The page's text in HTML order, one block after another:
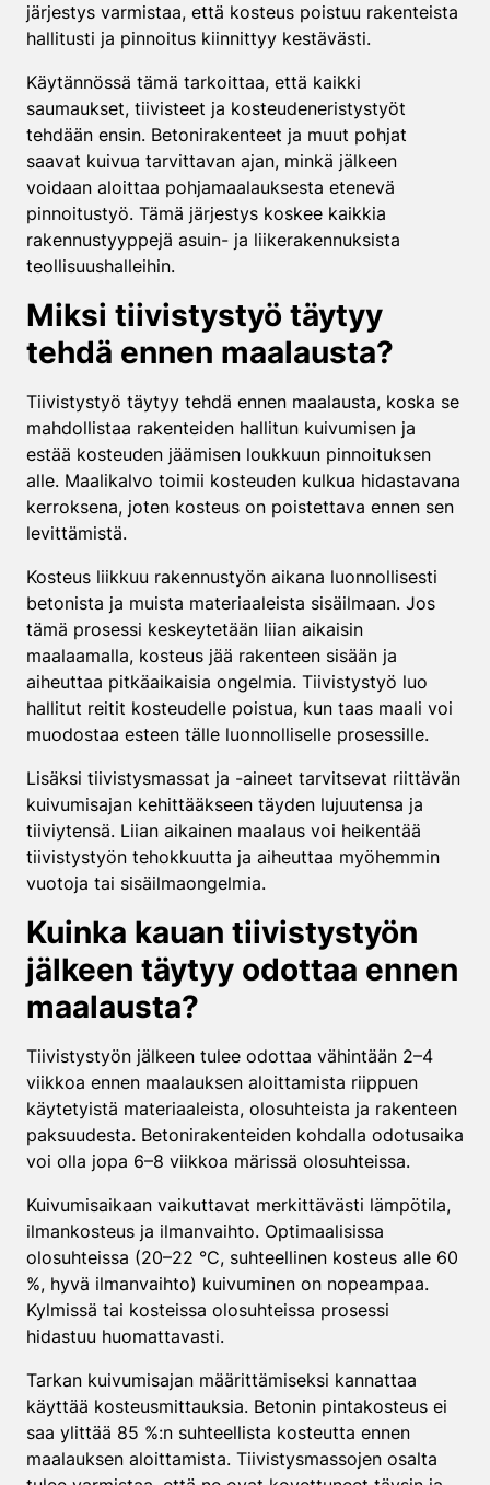
järjestys varmistaa, että kosteus poistuu rakenteista
hallitusti ja pinnoitus kiinnittyy kestävästi.
Käytännössä tämä tarkoittaa, että kaikki
saumaukset, tiivisteet ja kosteudeneristystyöt
tehdään ensin. Betonirakenteet ja muut pohjat
saavat kuivua tarvittavan ajan, minkä jälkeen
voidaan aloittaa pohjamaalauksesta etenevä
pinnoitustyö. Tämä järjestys koskee kaikkia
rakennustyyppejä asuin- ja liikerakennuksista
teollisuushalleihin.
Miksi tiivistystyö täytyy
tehdä ennen maalausta?
Tiivistystyö täytyy tehdä ennen maalausta, koska se
mahdollistaa rakenteiden hallitun kuivumisen ja
estää kosteuden jäämisen loukkuun pinnoituksen
alle. Maalikalvo toimii kosteuden kulkua hidastavana
kerroksena, joten kosteus on poistettava ennen sen
levittämistä.
Kosteus liikkuu rakennustyön aikana luonnollisesti
betonista ja muista materiaaleista sisäilmaan. Jos
tämä prosessi keskeytetään liian aikaisin
maalaamalla, kosteus jää rakenteen sisään ja
aiheuttaa pitkäaikaisia ongelmia. Tiivistystyö luo
hallitut reitit kosteudelle poistua, kun taas maali voi
muodostaa esteen tälle luonnolliselle prosessille.
Lisäksi tiivistysmassat ja -aineet tarvitsevat riittävän
kuivumisajan kehittääkseen täyden lujuutensa ja
tiiviytensä. Liian aikainen maalaus voi heikentää
tiivistystyön tehokkuutta ja aiheuttaa myöhemmin
vuotoja tai sisäilmaongelmia.
Kuinka kauan tiivistystyön
jälkeen täytyy odottaa ennen
maalausta?
Tiivistystyön jälkeen tulee odottaa vähintään 2–4
viikkoa ennen maalauksen aloittamista riippuen
käytetyistä materiaaleista, olosuhteista ja rakenteen
paksuudesta. Betonirakenteiden kohdalla odotusaika
voi olla jopa 6–8 viikkoa märissä olosuhteissa.
Kuivumisaikaan vaikuttavat merkittävästi lämpötila,
ilmankosteus ja ilmanvaihto. Optimaalisissa
olosuhteissa (20–22 °C, suhteellinen kosteus alle 60
%, hyvä ilmanvaihto) kuivuminen on nopeampaa.
Kylmissä tai kosteissa olosuhteissa prosessi
hidastuu huomattavasti.
Tarkan kuivumisajan määrittämiseksi kannattaa
käyttää kosteusmittauksia. Betonin pintakosteus ei
saa ylittää 85 %:n suhteellista kosteutta ennen
maalauksen aloittamista. Tiivistysmassojen osalta